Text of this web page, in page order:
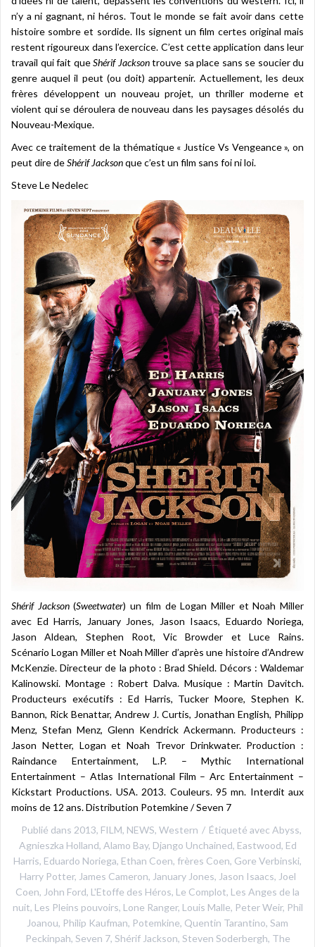
n’y a ni gagnant, ni héros. Tout le monde se fait avoir dans cette
histoire sombre et sordide. Ils signent un film certes original mais
restent rigoureux dans l’exercice. C’est cette application dans leur
travail qui fait queShérif Jacksontrouve sa place sans se soucier du
genre auquel il peut (ou doit) appartenir. Actuellement, les deux
frères développent un nouveau projet, un thriller moderne et
violent qui se déroulera de nouveau dans les paysages désolés du
Nouveau-Mexique.
Avec ce traitement de la thématique « Justice Vs Vengeance », on
peut dire deShérif Jacksonque c’est un film sans foi ni loi.
Steve Le Nedelec
Shérif Jackson(Sweetwater) un film de Logan Miller et Noah Miller
avec Ed Harris, January Jones, Jason Isaacs, Eduardo Noriega,
Jason Aldean, Stephen Root, Vic Browder et Luce Rains.
Scénario Logan Miller et Noah Miller d’après une histoire d’Andrew
McKenzie. Directeur de la photo : Brad Shield. Décors : Waldemar
Kalinowski. Montage : Robert Dalva. Musique : Martin Davitch.
Producteurs exécutifs : Ed Harris, Tucker Moore, Stephen K.
Bannon, Rick Benattar, Andrew J. Curtis, Jonathan English, Philipp
Menz, Stefan Menz, Glenn Kendrick Ackermann. Producteurs :
Jason Netter, Logan et Noah Trevor Drinkwater. Production :
Raindance Entertainment, L.P. – Mythic International
Entertainment – Atlas International Film – Arc Entertainment –
Kickstart Productions. USA. 2013. Couleurs. 95 mn. Interdit aux
moins de 12 ans. Distribution Potemkine / Seven 7
Publié dans 2013, FILM, NEWS, Western Étiqueté avec Abyss,
Agnieszka Holland, Alamo Bay, Django Unchained, Eastwood, Ed
Harris, Eduardo Noriega, Ethan Coen, frères Coen, Gore Verbinski,
Harry Potter, James Cameron, January Jones, Jason Isaacs, Joel
Coen, John Ford, L'Etoffe des Héros, Le Complot, Les Anges de la
nuit, Les Pleins pouvoirs, Lone Ranger, Louis Malle, Peter Weir, Phil
Joanou, Philip Kaufman, Potemkine, Quentin Tarantino, Sam
Peckinpah, Seven 7, Shérif Jackson, Steven Soderbergh, The